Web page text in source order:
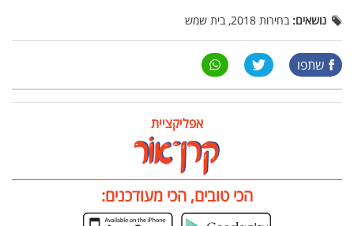
נושאים: בחירות 2018, בית שמש
שתפו
אפליקציית
הכי טובים, הכי מעודכנים: